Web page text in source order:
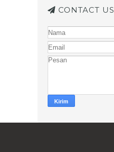
CONTACT US